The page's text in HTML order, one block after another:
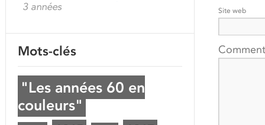
Site web
3 années
Mots-clés
"Les années 60 en
couleurs"